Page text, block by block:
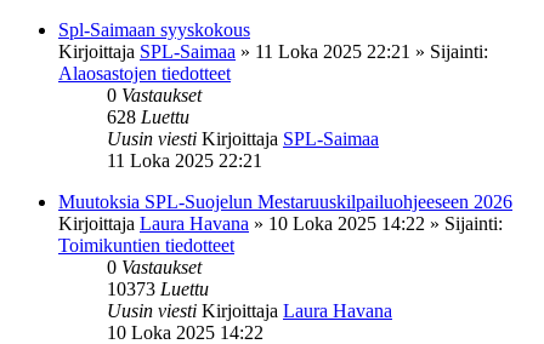
Spl-Saimaan syyskokous
Kirjoittaja SPL-Saimaa » 11 Loka 2025 22:21 » Sijainti:
Alaosastojen tiedotteet
0 Vastaukset
628 Luettu
Uusin viesti Kirjoittaja SPL-Saimaa
11 Loka 2025 22:21
Muutoksia SPL-Suojelun Mestaruuskilpailuohjeeseen 2026
Kirjoittaja Laura Havana » 10 Loka 2025 14:22 » Sijainti:
Toimikuntien tiedotteet
0 Vastaukset
10373 Luettu
Uusin viesti Kirjoittaja Laura Havana
10 Loka 2025 14:22